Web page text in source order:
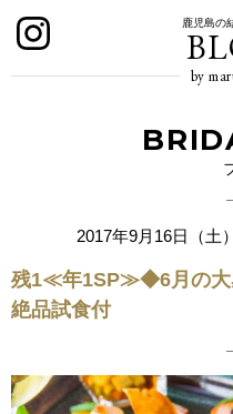
鹿児島の
by
2017年9月16日（土
残1≪年1SP≫◆6月の大
絶品試食付